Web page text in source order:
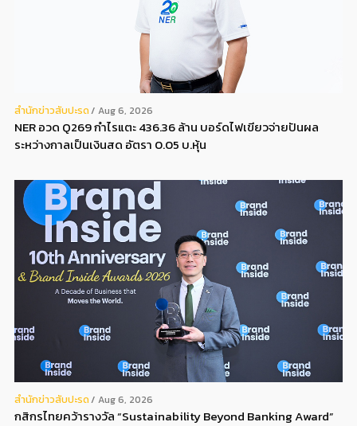
สํานักข่าวสับปะรด Aug 6, 2026
NER อวด Q269 กำไรแตะ 436.36 ล้าน บอร์ดไฟเขียวจ่ายปันผล
ระหว่างกาลเป็นเงินสด อัตรา 0.05 บ.หุ้น
สํานักข่าวสับปะรด Aug 6, 2026
กสิกรไทยคว้ารางวัล “Sustainability Beyond Banking Award”